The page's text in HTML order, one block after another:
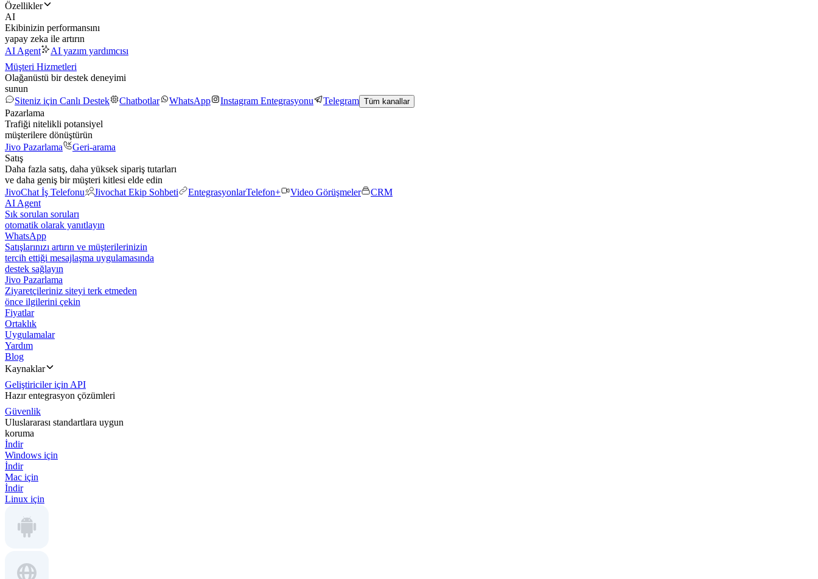
Özellikler
AI
Ekibinizin performansını
yapay zeka ile artırın
AI Agent
AI yazım yardımcısı
Müşteri Hizmetleri
Olağanüstü bir destek deneyimi
sunun
Siteniz için Canlı Destek
Chatbotlar WhatsApp Instagram Entegrasyonu Telegram Tüm kanallar
Pazarlama
Trafiği nitelikli potansiyel
müşterilere dönüştürün
Jivo Pazarlama
Geri-arama
Satış
Daha fazla satış, daha yüksek sipariş tutarları
ve daha geniş bir müşteri kitlesi elde edin
JivoChat İş Telefonu
Jivochat Ekip Sohbeti EntegrasyonlarTelefon+ Video Görüşmeler
CRM
AI Agent
Sık sorulan soruları
otomatik olarak yanıtlayın
WhatsApp
Satışlarınızı artırın ve müşterilerinizin
tercih ettiği mesajlaşma uygulamasında
destek sağlayın
Jivo Pazarlama
Ziyaretçileriniz siteyi terk etmeden
önce ilgilerini çekin
Fiyatlar
Ortaklık
Uygulamalar
Yardım
Blog
Kaynaklar
Geliştiriciler için API
Hazır entegrasyon çözümleri
Güvenlik
Uluslararası standartlara uygun
koruma
İndir
Windows için
İndir
Mac için
İndir
Linux için